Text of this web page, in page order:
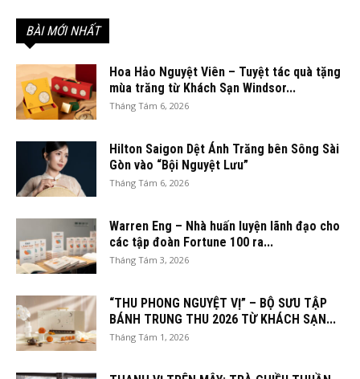
BÀI MỚI NHẤT
Hoa Hảo Nguyệt Viên – Tuyệt tác quà tặng
mùa trăng từ Khách Sạn Windsor...
Tháng Tám 6, 2026
Hilton Saigon Dệt Ánh Trăng bên Sông Sài
Gòn vào “Bội Nguyệt Lưu”
Tháng Tám 6, 2026
Warren Eng – Nhà huấn luyện lãnh đạo cho
các tập đoàn Fortune 100 ra...
Tháng Tám 3, 2026
“THU PHONG NGUYỆT VỊ” – BỘ SƯU TẬP
BÁNH TRUNG THU 2026 TỪ KHÁCH SẠN...
Tháng Tám 1, 2026